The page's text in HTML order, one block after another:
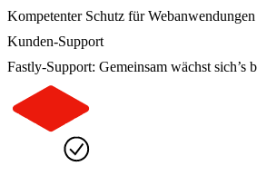
Kompetenter Schutz für Webanwendungen
Kunden-Support
Fastly-Support: Gemeinsam wächst sich’s